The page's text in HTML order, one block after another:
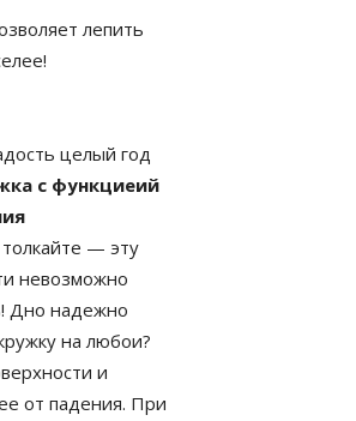
лепить
целый год
с функциеий
— эту
невозможно
Дно надежно
на любои?
и
от падения. При